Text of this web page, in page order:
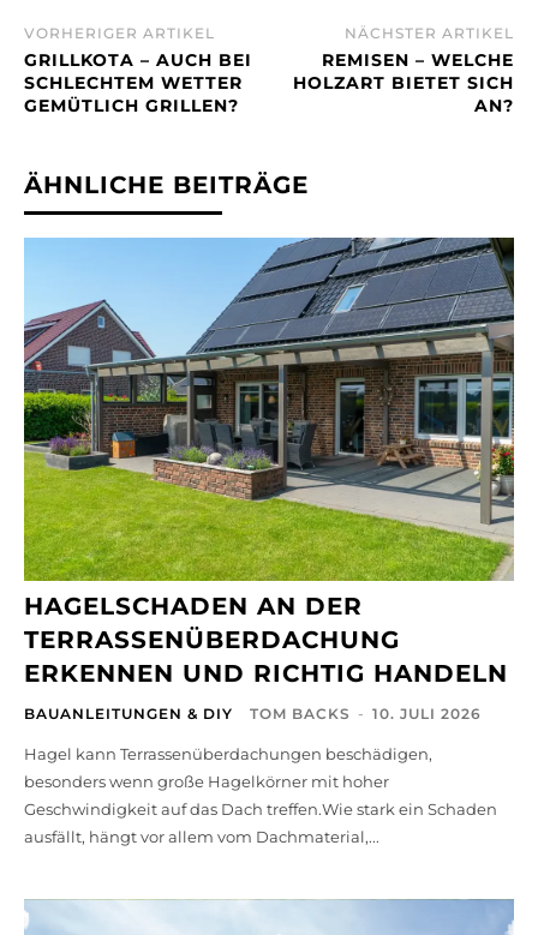
VORHERIGER ARTIKEL
GRILLKOTA – AUCH BEI
SCHLECHTEM WETTER
GEMÜTLICH GRILLEN?
NÄCHSTER ARTIKEL
REMISEN – WELCHE
HOLZART BIETET SICH
AN?
ÄHNLICHE BEITRÄGE
HAGELSCHADEN AN DER
TERRASSENÜBERDACHUNG
ERKENNEN UND RICHTIG HANDELN
BAUANLEITUNGEN & DIY TOM BACKS - 10. JULI 2026
Hagel kann Terrassenüberdachungen beschädigen,
besonders wenn große Hagelkörner mit hoher
Geschwindigkeit auf das Dach treffen.Wie stark ein Schaden
ausfällt, hängt vor allem vom Dachmaterial,...